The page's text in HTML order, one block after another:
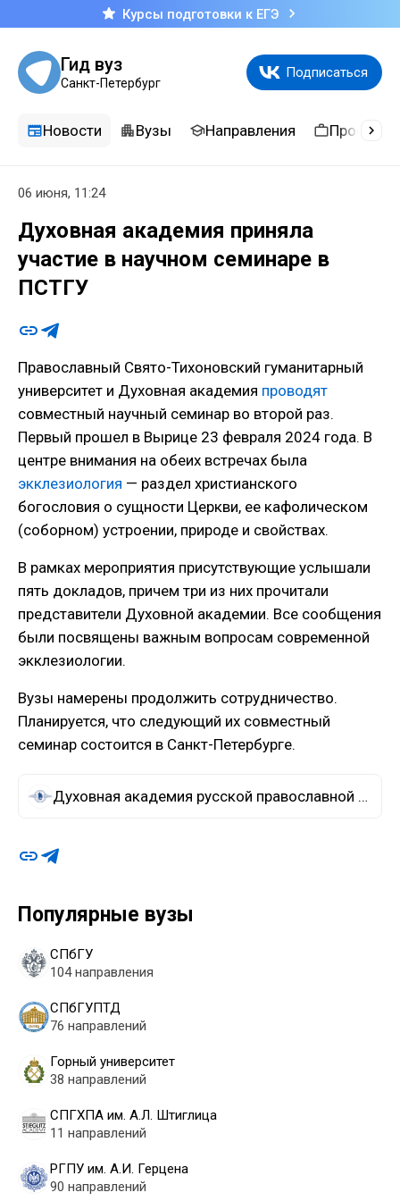
Курсы подготовки к ЕГЭ
Гид вуз
Санкт-Петербург
Подписаться
Новости Вузы Направления
Популярные вузы
СПбГУ
104 направления
СПбГУПТД
76 направлений
Горный университет
38 направлений
СПГХПА им. А.Л. Штиглица
11 направлений
РГПУ им. А.И. Герцена
90 направлений
06 июня, 11:24
Духовная академия приняла
участие в научном семинаре в
ПСТГУ
Православный Свято-Тихоновский гуманитарный
университет и Духовная академия проводят
совместный научный семинар во второй раз.
Первый прошел в Вырице 23 февраля 2024 года. В
центре внимания на обеих встречах была
экклезиология — раздел христианского
богословия о сущности Церкви, ее кафолическом
(соборном) устроении, природе и свойствах.
В рамках мероприятия присутствующие услышали
пять докладов, причем три из них прочитали
представители Духовной академии. Все сообщения
были посвящены важным вопросам современной
экклезиологии.
Вузы намерены продолжить сотрудничество.
Планируется, что следующий их совместный
семинар состоится в Санкт-Петербурге.
Духовная академия русской православной церкви